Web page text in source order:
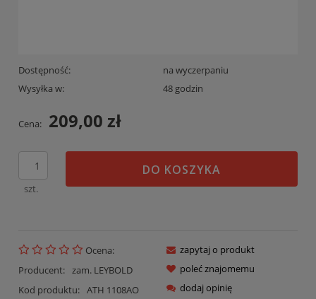
Dostępność:
na wyczerpaniu
Wysyłka w:
48 godzin
Cena: 209,00 zł
szt.
DO KOSZYKA
Ocena:
Producent: zam. LEYBOLD
Kod produktu: ATH 1108AO
zapytaj o produkt
poleć znajomemu
dodaj opinię